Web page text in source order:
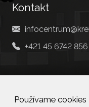
Používame cookies
Kontakt
+421 45 6742 856
Social